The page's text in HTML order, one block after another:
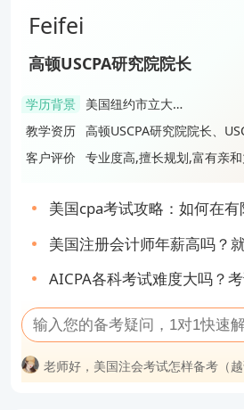
Feifei
高顿USCPA研究院院长
学历背景
美国纽约市立大学
会计本科&硕士
教学资历 高顿USCPA研究院院长、
友会副会长、高顿考前冲刺
练、1对1考前辅导教练
客户评价 专业度高,擅长规划,富有亲和
美国cpa考试攻略：如何在有
成备考？
美国注册会计师年薪高吗？
些？
AICPA各科考试难度大吗？
比较好？
老师好，美国注会考试怎样备考（越
Zhou
高顿USCPA明星讲师
学历背景 管理学博士
教学资历 南京审计大学审计硕士研
任南京审计大学内审计教
10年以上教学研究经验
客户评价 教学严谨，思路清晰，细
美国CPA考试难度大不大
巧提高通过率！
AICPA报名流程是怎样的
了解
2024年美国CPA考试蓝图
老师好，美国注册会计师难度有
Jin
高顿USCPA明星讲师
学历背景 加拿大英属哥伦比
亚大学会计硕士
教学资历 美国注册会计师、纳斯
CFO、十多年北美学习
高顿知名讲师
客户评价
课程讲授幽默风趣，深
2024年USCPA大改革：
考aicpa需要哪些条件？
AICPA持证人的前景如
吗？
老师好，考过美国注册会计师
会计硕士
教学资历 USCPA&CMA双证
考试满分记录保持
所高级税务，是高
客户评价 通俗易懂，逻辑分
uscpa证书有用吗？
考了aicpa对移民有
长？
老师好，美国注册会计师
老师好，uacpa自学过的
Feifei
会计本科&硕
教学资历 高顿USCPA研
友会副会长、
客户评价 专业度高,擅长
美国cpa考试攻略
些？
比较好？
老师好，美国注会考
越好）？
不会太迟？
老师好，美国注册会